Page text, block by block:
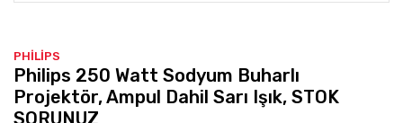
PHİLİPS
Philips 250 Watt Sodyum Buharlı
Projektör, Ampul Dahil Sarı Işık, STOK
SORUNUZ